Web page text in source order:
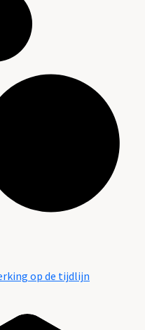
op de tijdlijn